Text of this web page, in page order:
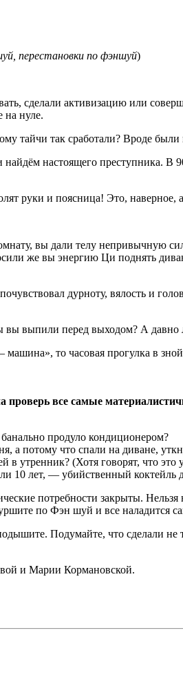
перестановки по фэншуй)
сделали активизацию или
на нуле.
тайчи так сработали? Вроде
настоящего преступника. В
руки и поясница! Это, наверное,
вы дали телу непривычную
же вы энергию Ци поднять
дурноту, вялость и
вы выпили перед выходом? А
то часовая прогулка в
проверь все самые
продуло кондиционером?
а потому что спали на диване,
утренник? (Хотя говорят, что
10 лет, — убийственный коктейль
потребности закрыты.
по Фэн шуй и все наладится
Подумайте, что сделали
и Марии Кормановской.